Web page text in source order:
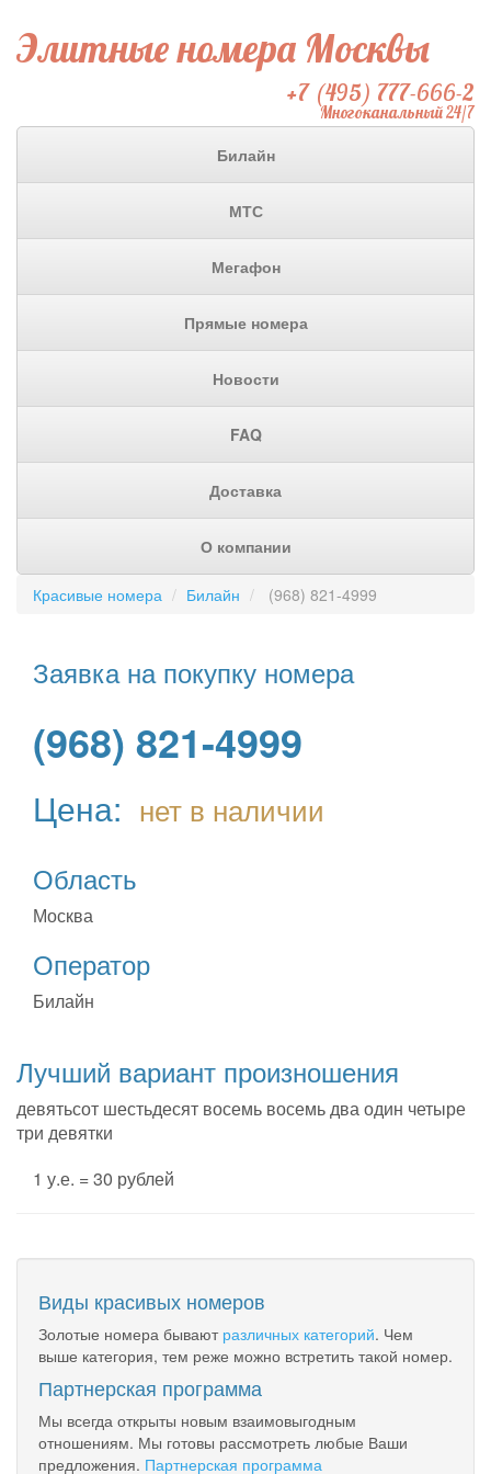
Элитные номера Москвы
+7 (495) 777-666-2
Многоканальный 24/7
Билайн
МТС
Мегафон
Прямые номера
Новости
FAQ
Доставка
О компании
Красивые номера Билайн (968) 821-4999
Заявка на покупку номера
(968) 821-4999
Цена: нет в наличии
Область
Москва
Оператор
Билайн
Лучший вариант произношения
девятьсот шестьдесят восемь восемь два один четыре
три девятки
1 у.е. = 30 рублей
Виды красивых номеров
Золотые номера бывают различных категорий. Чем
выше категория, тем реже можно встретить такой номер.
Партнерская программа
Мы всегда открыты новым взаимовыгодным
отношениям. Мы готовы рассмотреть любые Ваши
предложения. Партнерская программа